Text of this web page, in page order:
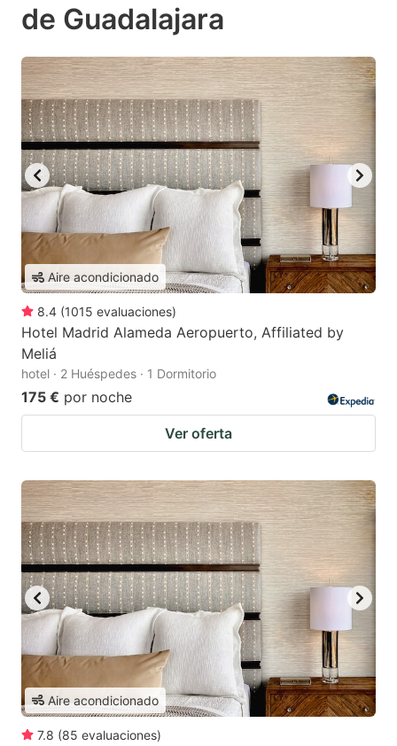
de Guadalajara
Aire acondicionado
8.4 (1015 evaluaciones)
Hotel Madrid Alameda Aeropuerto, Affiliated by
Meliá
hotel · 2 Huéspedes · 1 Dormitorio
175 € por noche
Ver oferta
Aire acondicionado
7.8 (85 evaluaciones)